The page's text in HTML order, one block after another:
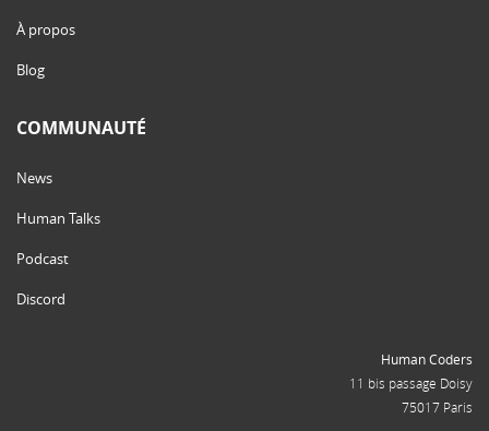
À propos
Blog
COMMUNAUTÉ
News
Human Talks
Podcast
Discord
Human Coders
11 bis passage Doisy
75017 Paris